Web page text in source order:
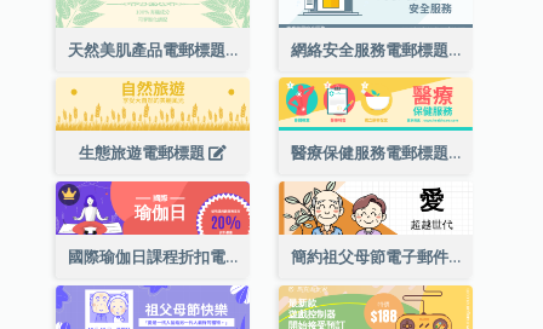
天然美肌產品電郵標題 網絡安全服務電郵標題
生態旅遊電郵標題 醫療保健服務電郵標題
國際瑜伽日課程折扣電子郵件標題 簡約祖父母節電子郵件標題